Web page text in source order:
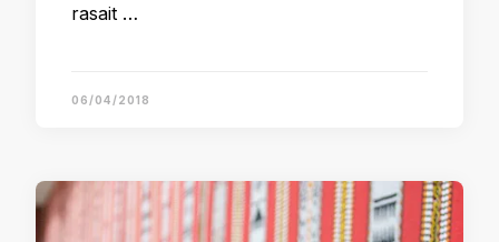
rasait …
06/04/2018